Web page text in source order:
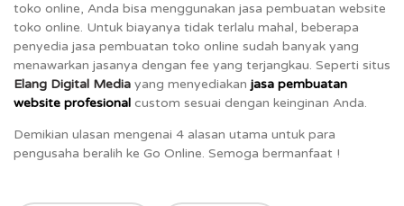
toko online, Anda bisa menggunakan jasa pembuatan website
toko online. Untuk biayanya tidak terlalu mahal, beberapa
penyedia jasa pembuatan toko online sudah banyak yang
menawarkan jasanya dengan fee yang terjangkau. Seperti situs
Elang Digital Media yang menyediakan jasa pembuatan
website profesional custom sesuai dengan keinginan Anda.
Demikian ulasan mengenai 4 alasan utama untuk para
pengusaha beralih ke Go Online. Semoga bermanfaat !